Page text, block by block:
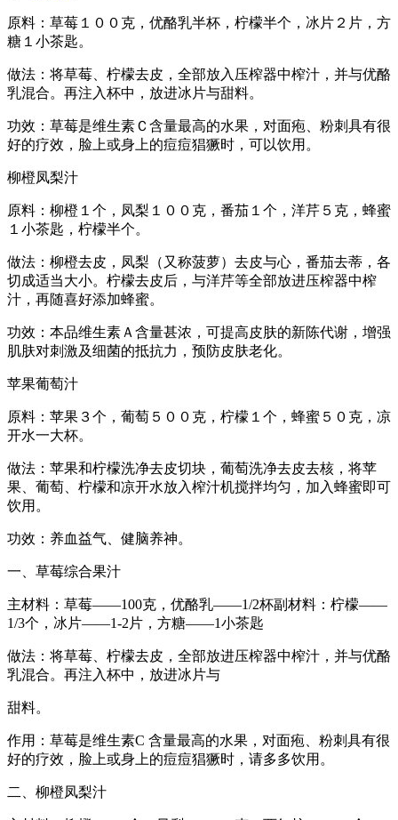
原料：草莓１００克，优酪乳半杯，柠檬半个，冰片２片，方
糖１小茶匙。
做法：将草莓、柠檬去皮，全部放入压榨器中榨汁，并与优酪
乳混合。再注入杯中，放进冰片与甜料。
功效：草莓是维生素Ｃ含量最高的水果，对面疱、粉刺具有很
好的疗效，脸上或身上的痘痘猖獗时，可以饮用。
柳橙凤梨汁
原料：柳橙１个，凤梨１００克，番茄１个，洋芹５克，蜂蜜
１小茶匙，柠檬半个。
做法：柳橙去皮，凤梨（又称菠萝）去皮与心，番茄去蒂，各
切成适当大小。柠檬去皮后，与洋芹等全部放进压榨器中榨
汁，再随喜好添加蜂蜜。
功效：本品维生素Ａ含量甚浓，可提高皮肤的新陈代谢，增强
肌肤对刺激及细菌的抵抗力，预防皮肤老化。
苹果葡萄汁
原料：苹果３个，葡萄５００克，柠檬１个，蜂蜜５０克，凉
开水一大杯。
做法：苹果和柠檬洗净去皮切块，葡萄洗净去皮去核，将苹
果、葡萄、柠檬和凉开水放入榨汁机搅拌均匀，加入蜂蜜即可
饮用。
功效：养血益气、健脑养神。
一、草莓综合果汁
主材料：草莓——100克，优酪乳——1/2杯副材料：柠檬——
1/3个，冰片——1-2片，方糖——1小茶匙
做法：将草莓、柠檬去皮，全部放进压榨器中榨汁，并与优酪
乳混合。再注入杯中，放进冰片与
甜料。
作用：草莓是维生素C 含量最高的水果，对面疱、粉刺具有很
好的疗效，脸上或身上的痘痘猖獗时，请多多饮用。
二、柳橙凤梨汁